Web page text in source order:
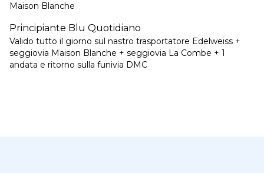
Maison Blanche
Principiante Blu Quotidiano
Valido tutto il giorno sul nastro trasportatore Edelweiss +
seggiovia Maison Blanche + seggiovia La Combe + 1
andata e ritorno sulla funivia DMC